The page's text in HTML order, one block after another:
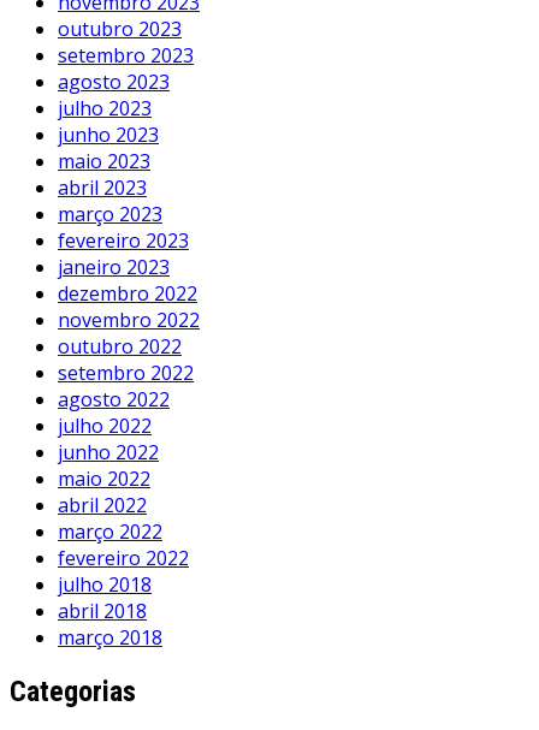
outubro 2023
setembro 2023
agosto 2023
julho 2023
junho 2023
maio 2023
abril 2023
março 2023
fevereiro 2023
janeiro 2023
dezembro 2022
novembro 2022
outubro 2022
setembro 2022
agosto 2022
julho 2022
junho 2022
maio 2022
abril 2022
março 2022
fevereiro 2022
julho 2018
abril 2018
março 2018
Categorias